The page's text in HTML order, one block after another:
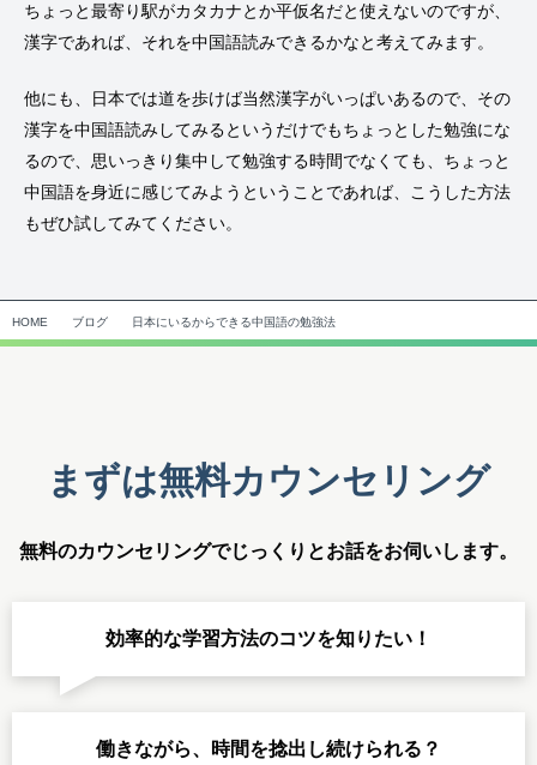
ちょっと最寄り駅がカタカナとか平仮名だと使えないのですが、
漢字であれば、それを中国語読みできるかなと考えてみます。
他にも、日本では道を歩けば当然漢字がいっぱいあるので、その
漢字を中国語読みしてみるというだけでもちょっとした勉強にな
るので、思いっきり集中して勉強する時間でなくても、ちょっと
中国語を身近に感じてみようということであれば、こうした方法
もぜひ試してみてください。
HOME ブログ 日本にいるからできる中国語の勉強法
まずは無料カウンセリング
無料のカウンセリングでじっくりとお話をお伺いします。
効率的な学習方法のコツを知りたい！
働きながら、時間を捻出し続けられる？